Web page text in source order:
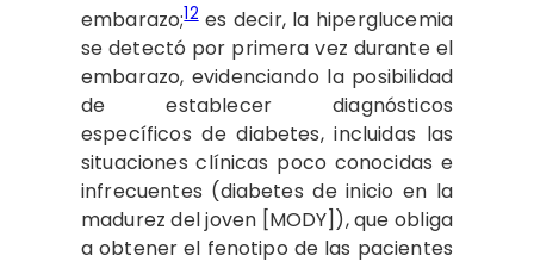
embarazo;12es decir, la hiperglucemia
se detectó por primera vez durante el
embarazo, evidenciando la posibilidad
de establecer diagnósticos
específicos de diabetes, incluidas las
situaciones clínicas poco conocidas e
infrecuentes (diabetes de inicio en la
madurez del joven [MODY]), que obliga
a obtener el fenotipo de las pacientes